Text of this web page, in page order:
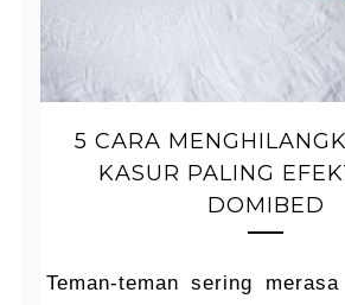
5 CARA
KASUR PALING
DOMIBED
Teman-teman sering